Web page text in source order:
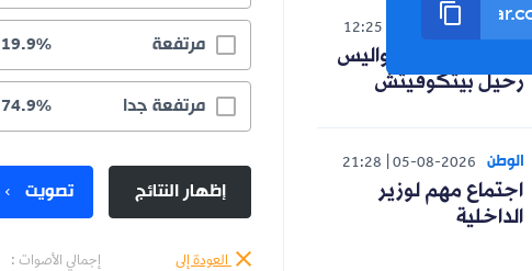
رياضة 05-08-2026
12:25
صادي يكشف كواليس
رحيل بيتكوفيتش
الوطن 05-08-2026
21:28
اجتماع مهم لوزير
الداخلية
مرتفعة 19.9%
مرتفعة جدا 74.9%
إظهار النتائج تصويت
العودة إلى
إجمالي الأصوات :